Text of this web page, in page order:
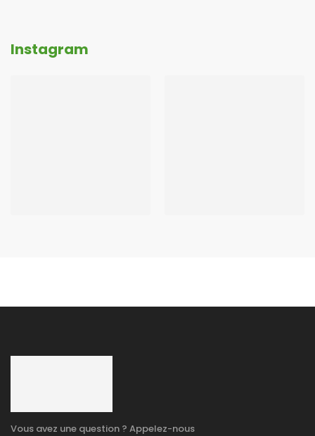
Instagram
Vous avez une question ? Appelez-nous